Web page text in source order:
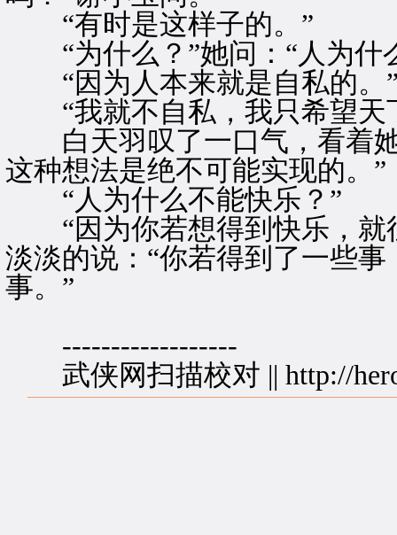
“有时是这样子的。”
“为什么？”她问：“人为什
“因为人本来就是自私的。
“我就不自私，我只希望天
白天羽叹了一口气，看着她
这种想法是绝不可能实现的。”
“人为什么不能快乐？”
“因为你若想得到快乐，就
淡淡的说：“你若得到了一些
事。”
------------------
武侠网扫描校对 || http://